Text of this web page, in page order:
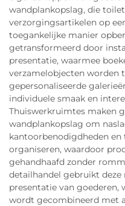
wandplankopslag, die
verzorgingsartikelen op
toegankelijke manier
getransformeerd door
presentatie, waarmee
verzamelobjecten worden
gepersonaliseerde
individuele smaak en
Thuiswerkruimtes maken
wandplankopslag om
kantoorbenodigdheden
organiseren, waardoor
gehandhaafd zonder
detailhandel gebruikt deze
presentatie van
wordt gecombineerd met